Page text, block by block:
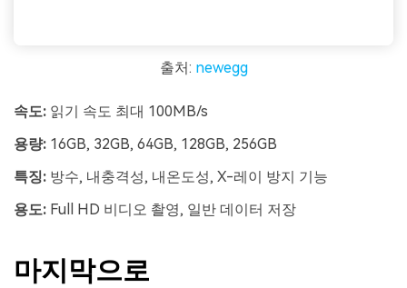
출처: newegg
속도: 읽기 속도 최대 100MB/s
용량: 16GB, 32GB, 64GB, 128GB, 256GB
특징: 방수, 내충격성, 내온도성, X-레이 방지 기능
용도: Full HD 비디오 촬영, 일반 데이터 저장
마지막으로